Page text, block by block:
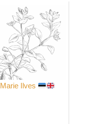
Marie Ilves